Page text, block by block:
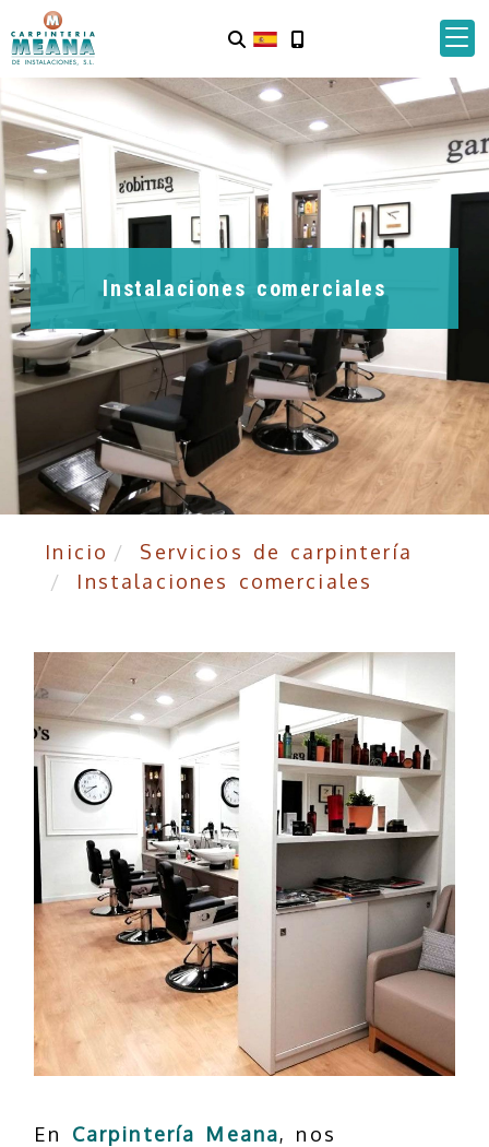
Instalaciones comerciales
Inicio
Servicios de carpintería
Instalaciones comerciales
En Carpintería Meana, nos